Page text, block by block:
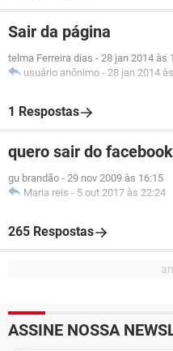
Sair da página
telma Ferreira dias - 28 jan 2014 às
usuário anônimo - 28 jan 2014
1 Respostas
quero sair do
gu brandão - 29 nov 2009 às 16:15
Maria reis - 5 out 2017 às 22:24
265 Respostas
ASSINE NOSSA